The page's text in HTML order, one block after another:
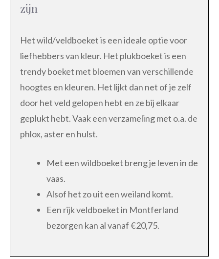
zijn
Het wild/veldboeket is een ideale optie voor
liefhebbers van kleur. Het plukboeket is een
trendy boeket met bloemen van verschillende
hoogtes en kleuren. Het lijkt dan net of je zelf
door het veld gelopen hebt en ze bij elkaar
geplukt hebt. Vaak een verzameling met o.a. de
phlox, aster en hulst.
Met een wildboeket breng je leven in de
vaas.
Alsof het zo uit een weiland komt.
Een rijk veldboeket in Montferland
bezorgen kan al vanaf €20,75.